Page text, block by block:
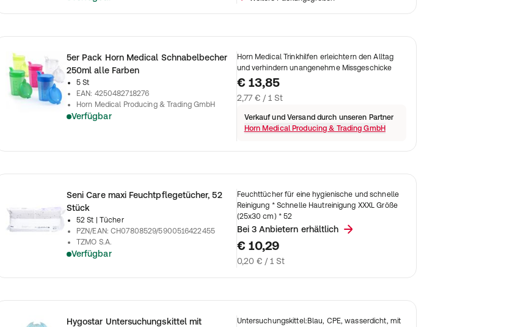
5er Pack Horn Medical Schnabelbecher
250ml alle Farben
5 St
EAN: 4250482718276
Horn Medical Producing & Trading GmbH
Verfügbar
Horn Medical Trinkhilfen erleichtern den Alltag
und verhindern unangenehme Missgeschicke
€ 13,85
2,77 € / 1 St
Verkauf und Versand durch unseren Partner
Horn Medical Producing & Trading GmbH
Seni Care maxi Feuchtpflegetücher, 52
Stück
52 St
| Tücher
PZN/EAN:CH07808529/5900516422455
TZMO S.A.
Verfügbar
Feuchttücher für eine hygienische und schnelle
Reinigung * Schnelle Hautreinigung XXXL Größe
(25x30 cm) * 52
Bei 3 Anbietern erhältlich
€ 10,29
0,20 € / 1 St
Hygostar Untersuchungskittel mit
Untersuchungskittel:Blau, CPE, wasserdicht, mit